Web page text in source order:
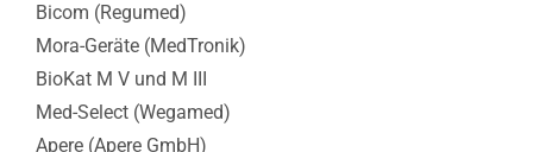
Bicom (Regumed)
Mora-Geräte (MedTronik)
BioKat M V und M III
Med-Select (Wegamed)
Apere (Apere GmbH)